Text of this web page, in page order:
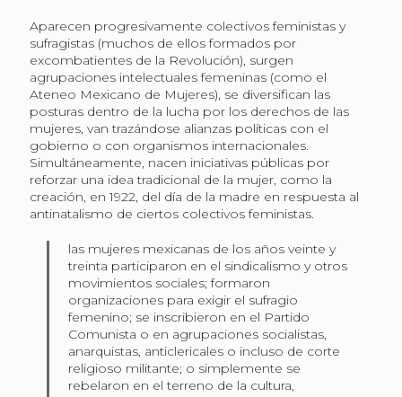
Aparecen progresivamente colectivos feministas y
sufragistas (muchos de ellos formados por
excombatientes de la Revolución), surgen
agrupaciones intelectuales femeninas (como el
Ateneo Mexicano de Mujeres), se diversifican las
posturas dentro de la lucha por los derechos de las
mujeres, van trazándose alianzas políticas con el
gobierno o con organismos internacionales.
Simultáneamente, nacen iniciativas públicas por
reforzar una idea tradicional de la mujer, como la
creación, en 1922, del día de la madre en respuesta al
antinatalismo de ciertos colectivos feministas.
las mujeres mexicanas de los años veinte y
treinta participaron en el sindicalismo y otros
movimientos sociales; formaron
organizaciones para exigir el sufragio
femenino; se inscribieron en el Partido
Comunista o en agrupaciones socialistas,
anarquistas, anticlericales o incluso de corte
religioso militante; o simplemente se
rebelaron en el terreno de la cultura,